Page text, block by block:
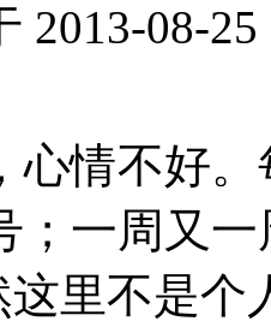
2013-08-25
心情不好
；一周又
这里不是